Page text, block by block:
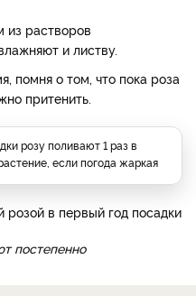
из растворов
и листву.
помня о том, что пока роза
притенить.
розу поливают 1 раз в
если погода жаркая
постепенно